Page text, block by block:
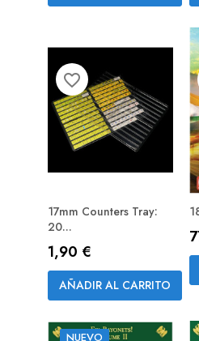
17mm Counters Tray:
20...
Precio
1,90 €
AÑADIR AL CARRITO
favorite_border
NUEVO